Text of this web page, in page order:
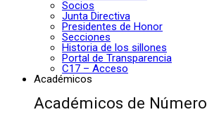
Socios
Junta Directiva
Presidentes de Honor
Secciones
Historia de los sillones
Portal de Transparencia
C17 – Acceso
Académicos
Académicos de Número